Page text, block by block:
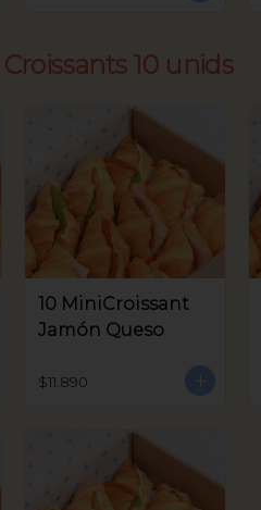
10 unids
10 MiniCroissant
Jamón Queso
$11.890